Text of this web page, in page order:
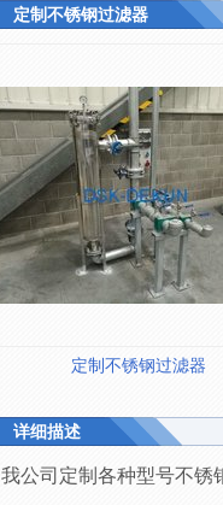
定制不锈钢过滤器
定制不锈钢过滤器
详细描述
我公司定制各种型号不锈